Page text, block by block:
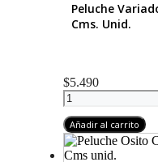
Colores
Surtidos
Peluche
Cms. Unid.
$5.490
Peluche
Variado
Corazón
Con
Sonido
Añadir al carrito